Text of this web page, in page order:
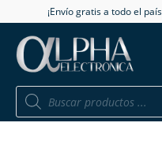
¡Envío gratis a todo el
Búsqueda
productos